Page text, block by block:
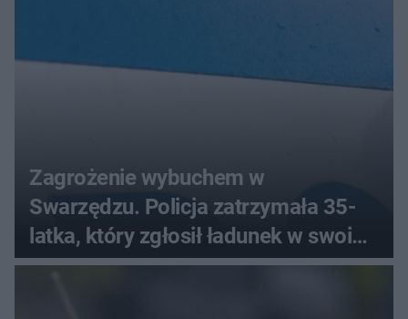
Zagrożenie wybuchem w
Swarzędzu. Policja zatrzymała 35-
latka, który zgłosił ładunek w swoim
aucie